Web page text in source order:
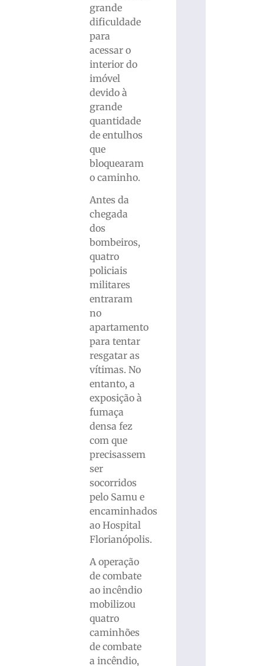
grande
dificuldade
para
acessar o
interior do
imóvel
devido à
grande
quantidade
de entulhos
que
bloquearam
o caminho.
Antes da
chegada
dos
bombeiros,
quatro
policiais
militares
entraram
no
apartamento
para tentar
resgatar as
vítimas. No
entanto, a
exposição à
fumaça
densa fez
com que
precisassem
ser
socorridos
pelo Samu e
encaminhados
ao Hospital
Florianópolis.
A operação
de combate
ao incêndio
mobilizou
quatro
caminhões
de combate
a incêndio,